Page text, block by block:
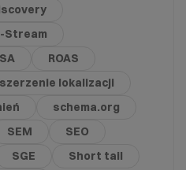
Stream
ROAS
lokalizacji
schema.org
SEM
SEO
SGE
Short tail